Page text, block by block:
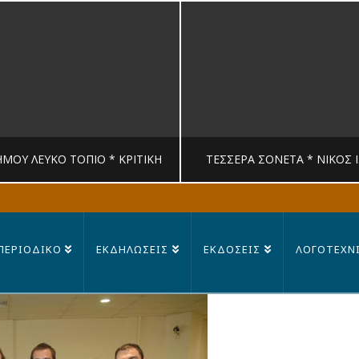
ΛΕΥΚΟ ΤΟΠΙΟ * ΚΡΙΤΙΚΉ
MANDRAGORAS
23 ΙΟΥΛΊΟΥ, 2026
ΤΈΣΣΕΡΑ ΣΟΝΈΤΑ * ΝΊΚΟΣ
ΕΚΔΗΛΩΣΕΙΣ ΕΚΔΟΣΕΙΣ